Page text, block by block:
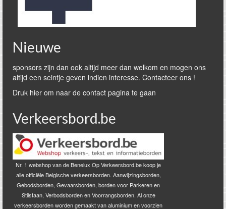
Nieuwe
sponsors zijn dan ook altijd meer dan welkom en mogen ons
altijd een seintje geven indien interesse. Contacteer ons !
Druk hier om naar de contact pagina te gaan
Verkeersbord.be
Nr. 1 webshop van de Benelux Op Verkeersbord.be koop je
alle officiële Belgische verkeersborden. Aanwijzingsborden,
Gebodsborden, Gevaarsborden, borden voor Parkeren en
Stilstaan, Verbodsborden en Voorrangsborden. Al onze
verkeersborden worden gemaakt van aluminium en voorzien